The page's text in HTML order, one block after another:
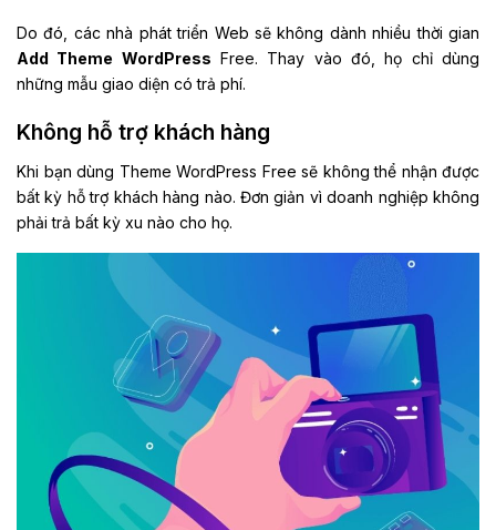
Do đó, các nhà phát triển Web sẽ không dành nhiều thời gian
Add Theme WordPress Free. Thay vào đó, họ chỉ dùng
những mẫu giao diện có trả phí.
Không hỗ trợ khách hàng
Khi bạn dùng Theme WordPress Free sẽ không thể nhận được
bất kỳ hỗ trợ khách hàng nào. Đơn giản vì doanh nghiệp không
phải trả bất kỳ xu nào cho họ.